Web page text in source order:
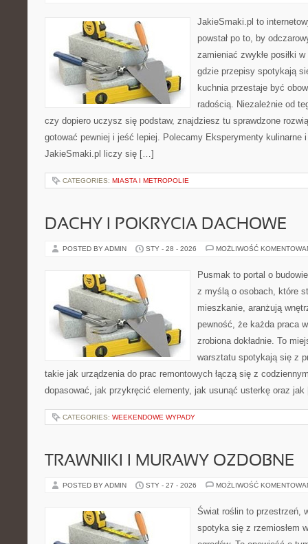
JakieSmaki.pl to
powstał po to, by
zamieniać zwykłe posiłki
gdzie przepisy spotykają
kuchnia przestaje być
radością. Niezależnie od
czy dopiero uczysz się podstaw, znajdziesz tu sprawdzone
gotować pewniej i jeść lepiej. Polecamy Eksperymenty kulinarne
JakieSmaki.pl liczy się […]
CATEGORIES: MIASTA I METROPOLIE
DACHY I POKRYCIA DACHOWE
POSTED BY ADMIN STY - 28 - 2026 MOŻLIWOŚĆ
Pusmak to portal o
z myślą o osobach, które
mieszkanie, aranżują
pewność, że każda praca
zrobiona dokładnie. To
warsztatu spotykają się z
takie jak urządzenia do prac remontowych łączą się z
dopasować, jak przykręcić elementy, jak usunąć usterkę oraz
CATEGORIES: WEEKENDOWE WYPADY
TRAWNIKI I MURAWY OZDOBNE
POSTED BY ADMIN STY - 27 - 2026 MOŻLIWOŚĆ
Świat roślin to przestrzeń,
spotyka się z rzemiosłem